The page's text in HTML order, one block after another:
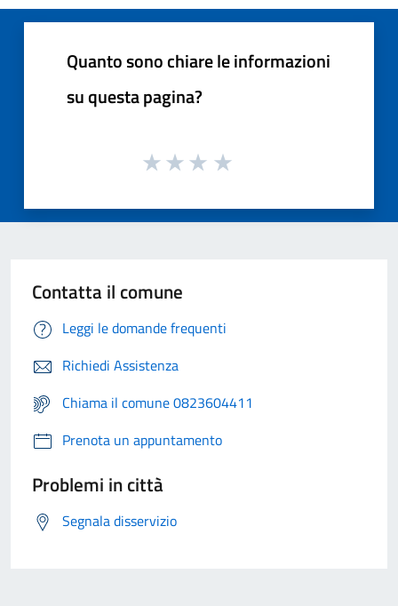
Quanto sono chiare le informazioni
su questa pagina?
Contatta il comune
Leggi le domande frequenti
Richiedi Assistenza
Chiama il comune 0823604411
Prenota un appuntamento
Problemi in città
Segnala disservizio